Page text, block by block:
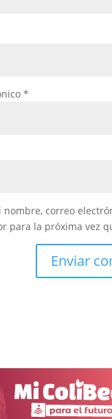
*
nombre, correo
para la próxima vez